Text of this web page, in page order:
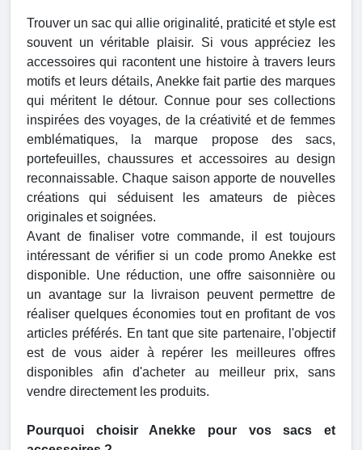
Trouver un sac qui allie originalité, praticité et style est
souvent un véritable plaisir. Si vous appréciez les
accessoires qui racontent une histoire à travers leurs
motifs et leurs détails, Anekke fait partie des marques
qui méritent le détour. Connue pour ses collections
inspirées des voyages, de la créativité et de femmes
emblématiques, la marque propose des sacs,
portefeuilles, chaussures et accessoires au design
reconnaissable. Chaque saison apporte de nouvelles
créations qui séduisent les amateurs de pièces
originales et soignées.
Avant de finaliser votre commande, il est toujours
intéressant de vérifier si un code promo Anekke est
disponible. Une réduction, une offre saisonnière ou
un avantage sur la livraison peuvent permettre de
réaliser quelques économies tout en profitant de vos
articles préférés. En tant que site partenaire, l'objectif
est de vous aider à repérer les meilleures offres
disponibles afin d'acheter au meilleur prix, sans
vendre directement les produits.
Pourquoi choisir Anekke pour vos sacs et